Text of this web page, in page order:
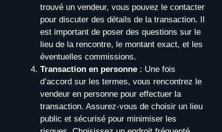
trouvé un vendeur, vous pouvez le contacter
pour discuter des détails de la transaction. Il
est important de poser des questions sur le
lieu de la rencontre, le montant exact, et les
éventuelles commissions.
Transaction en personne : Une fois
d’accord sur les termes, vous rencontrez le
vendeur en personne pour effectuer la
transaction. Assurez-vous de choisir un lieu
public et sécurisé pour minimiser les